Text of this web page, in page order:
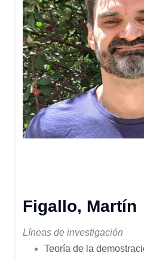
Figallo, Martín
Líneas de investigación
Teoría de la